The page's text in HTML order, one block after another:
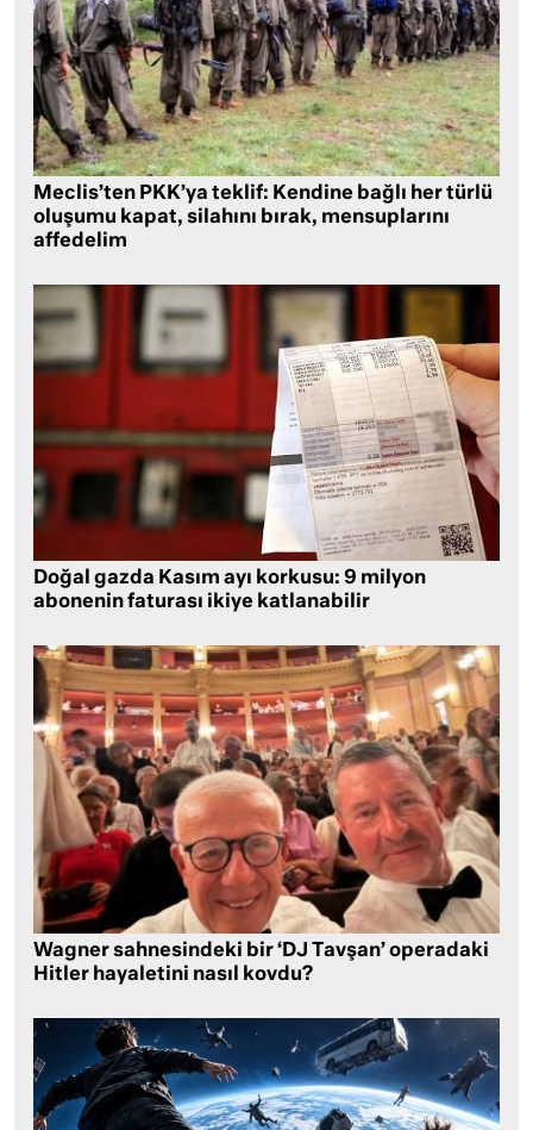
Meclis’ten PKK’ya teklif: Kendine bağlı her türlü
oluşumu kapat, silahını bırak, mensuplarını
affedelim
Doğal gazda Kasım ayı korkusu: 9 milyon
abonenin faturası ikiye katlanabilir
Wagner sahnesindeki bir ‘DJ Tavşan’ operadaki
Hitler hayaletini nasıl kovdu?